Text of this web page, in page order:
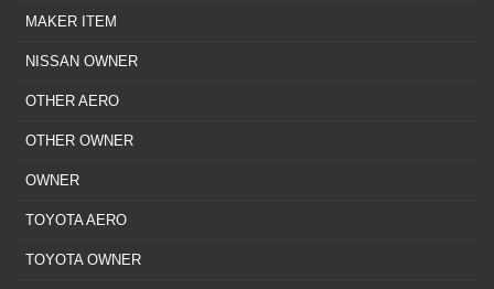
MAKER ITEM
NISSAN OWNER
OTHER AERO
OTHER OWNER
OWNER
TOYOTA AERO
TOYOTA OWNER